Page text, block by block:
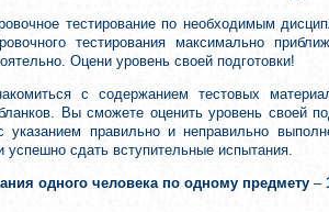
тестирование по необходимым
тестирования максимально
Оцени уровень своей подготовки!
с содержанием тестовых
Вы сможете оценить уровень своей
указанием правильно и неправильно
успешно сдать вступительные испытания.
одного человека по одному предмету –